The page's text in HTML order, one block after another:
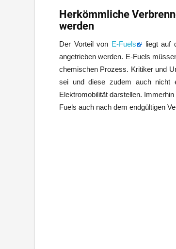
Herkömmliche
werden
Der Vorteil von E-Fuels
liegt auf
angetrieben werden. E-Fuels
chemischen Prozess. Kritiker und
sei und diese zudem auch nicht
Elektromobilität darstellen.
Fuels auch nach dem endgültigen